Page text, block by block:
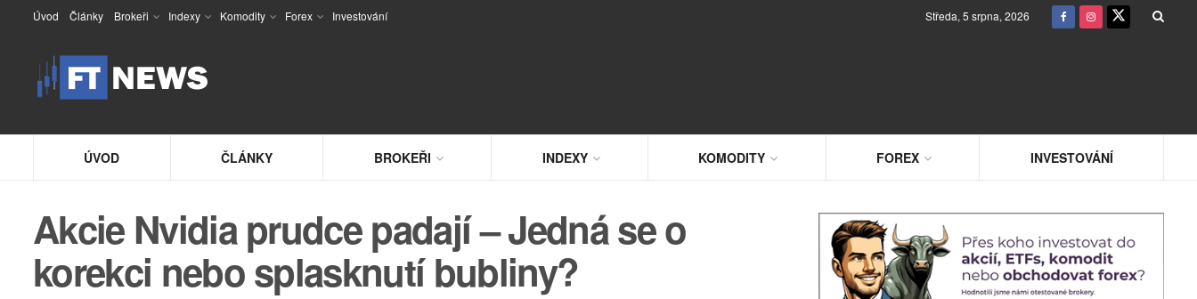
Úvod Články Brokeři Indexy Komodity Forex Investování Středa, 5 srpna, 2026
ÚVOD ČLÁNKY BROKEŘI INDEXY KOMODITY FOREX INVESTOVÁNÍ
Akcie Nvidia prudce padají – Jedná se o
korekci nebo splasknutí bubliny?